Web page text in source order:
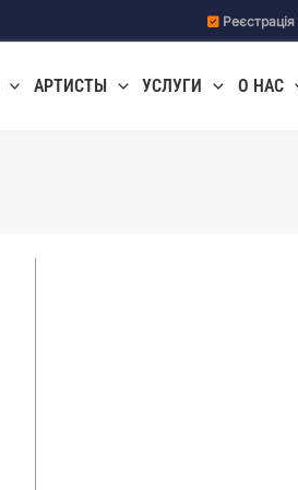
Реєстрація
АРТИСТЫ УСЛУГИ О НАС